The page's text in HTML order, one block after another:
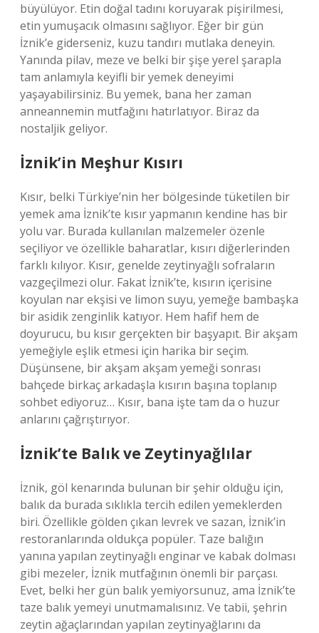
büyülüyor. Etin doğal tadını koruyarak pişirilmesi,
etin yumuşacık olmasını sağlıyor. Eğer bir gün
İznik’e giderseniz, kuzu tandırı mutlaka deneyin.
Yanında pilav, meze ve belki bir şişe yerel şarapla
tam anlamıyla keyifli bir yemek deneyimi
yaşayabilirsiniz. Bu yemek, bana her zaman
anneannemin mutfağını hatırlatıyor. Biraz da
nostaljik geliyor.
İznik’in Meşhur Kısırı
Kısır, belki Türkiye’nin her bölgesinde tüketilen bir
yemek ama İznik’te kısır yapmanın kendine has bir
yolu var. Burada kullanılan malzemeler özenle
seçiliyor ve özellikle baharatlar, kısırı diğerlerinden
farklı kılıyor. Kısır, genelde zeytinyağlı sofraların
vazgeçilmezi olur. Fakat İznik’te, kısırın içerisine
koyulan nar ekşisi ve limon suyu, yemeğe bambaşka
bir asidik zenginlik katıyor. Hem hafif hem de
doyurucu, bu kısır gerçekten bir başyapıt. Bir akşam
yemeğiyle eşlik etmesi için harika bir seçim.
Düşünsene, bir akşam akşam yemeği sonrası
bahçede birkaç arkadaşla kısırın başına toplanıp
sohbet ediyoruz… Kısır, bana işte tam da o huzur
anlarını çağrıştırıyor.
İznik’te Balık ve Zeytinyağlılar
İznik, göl kenarında bulunan bir şehir olduğu için,
balık da burada sıklıkla tercih edilen yemeklerden
biri. Özellikle gölden çıkan levrek ve sazan, İznik’in
restoranlarında oldukça popüler. Taze balığın
yanına yapılan zeytinyağlı enginar ve kabak dolması
gibi mezeler, İznik mutfağının önemli bir parçası.
Evet, belki her gün balık yemiyorsunuz, ama İznik’te
taze balık yemeyi unutmamalısınız. Ve tabii, şehrin
zeytin ağaçlarından yapılan zeytinyağlarını da